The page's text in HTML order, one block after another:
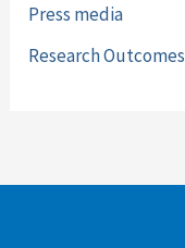
Press media
Research Outcomes